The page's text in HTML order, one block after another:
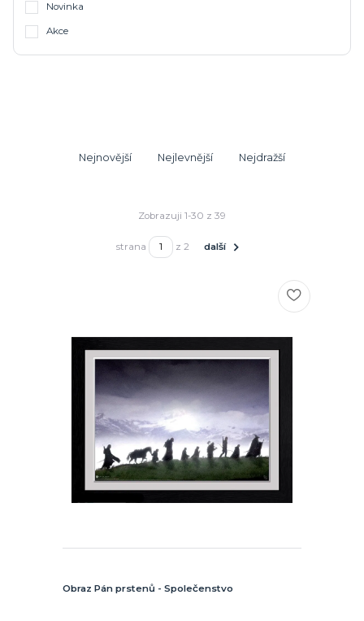
Novinka
Akce
Nejnovější Nejlevnější Nejdražší
Zobrazuji 1-30 z 39
strana z 2 další
Obraz Pán prstenů - Společenstvo